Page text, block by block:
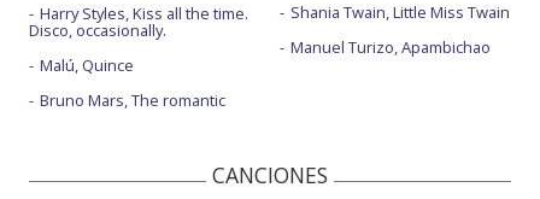
Harry Styles, Kiss all the time.
Disco, occasionally.
Malú, Quince
Bruno Mars, The romantic
Shania Twain, Little Miss Twain
Manuel Turizo, Apambichao
CANCIONES